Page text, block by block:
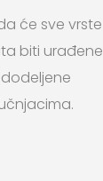
će sve vrste
biti urađene